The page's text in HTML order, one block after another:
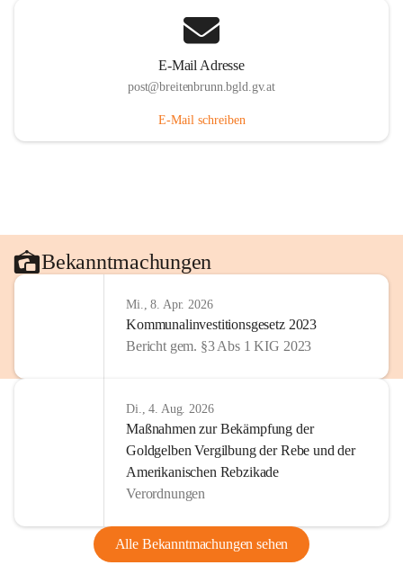
E-Mail Adresse
post@breitenbrunn.bgld.gv.at
E-Mail schreiben
Bekanntmachungen
Mi., 8. Apr. 2026
Kommunalinvestitionsgesetz 2023
Bericht gem. §3 Abs 1 KIG 2023
Di., 4. Aug. 2026
Maßnahmen zur Bekämpfung der
Goldgelben Vergilbung der Rebe und der
Amerikanischen Rebzikade
Verordnungen
Alle Bekanntmachungen sehen